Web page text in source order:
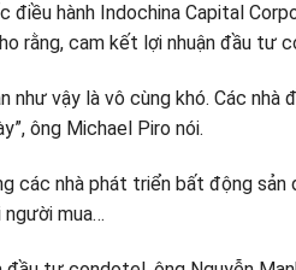
điều hành Indochina Capital
rằng, cam kết lợi nhuận đầu
như vậy là vô cùng khó. Các
ông Michael Piro nói.
các nhà phát triển bất động
người mua…